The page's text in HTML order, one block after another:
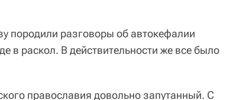
породили разговоры об автокефалии
в раскол. В действительности же все было
православия довольно запутанный. С